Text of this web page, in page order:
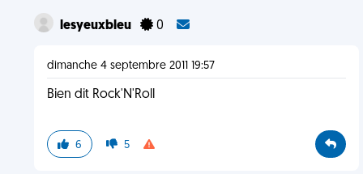
lesyeuxbleu 0
dimanche 4 septembre 2011 19:57
Bien dit Rock'N'Roll
6 5